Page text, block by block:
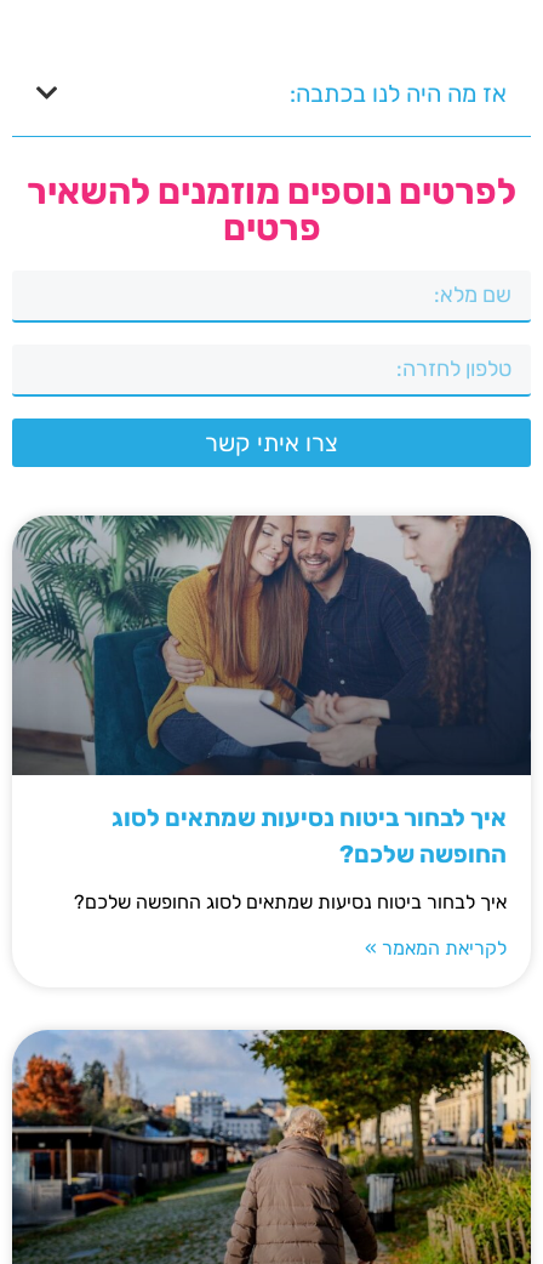
אז מה היה לנו בכתבה:
לפרטים נוספים מוזמנים להשאיר
פרטים
צרו איתי קשר
איך לבחור ביטוח נסיעות שמתאים לסוג
החופשה שלכם?
איך לבחור ביטוח נסיעות שמתאים לסוג החופשה שלכם?
לקריאת המאמר »